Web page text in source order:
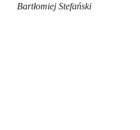
Bartłomiej Stefański